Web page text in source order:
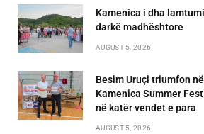
Kamenica i dha
darkë madhështore
AUGUST 5, 2026
Besim Uruçi triumfon
Kamenica Summer
në katër vendet e para
AUGUST 5, 2026